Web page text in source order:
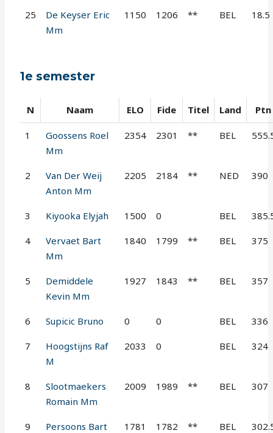
25
De Keyser Eric
Mm
1150 1206 ** BEL 18.5
1e semester
N Naam ELO Fide Titel Land Ptn
1
Goossens Roel
Mm
2354 2301 ** BEL
2
Van Der Weij
Anton Mm
2205 2184 ** NED 390
3 Kiyooka Elyjah 1500 0 BEL
4
Vervaet Bart
Mm
1840 1799 ** BEL 375
5
Demiddele
Kevin Mm
1927 1843 ** BEL 357
6 Supicic Bruno 0 0 BEL 336
7
Hoogstijns Raf
M
2033 0 BEL 324
8
Slootmaekers
Romain Mm
2009 1989 ** BEL 307
9
Persoons Bart
1781 1782 ** BEL